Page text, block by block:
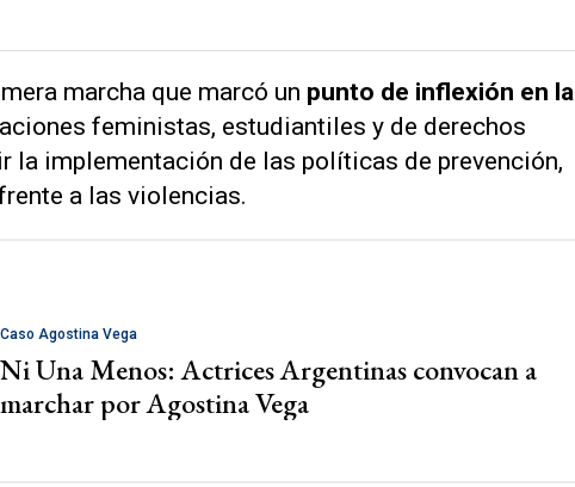
marcha que marcó un punto de inflexión en la
feministas, estudiantiles y de derechos
la implementación de las políticas de prevención,
a las violencias.
Caso Agostina Vega
Ni Una Menos: Actrices Argentinas convocan a
marchar por Agostina Vega